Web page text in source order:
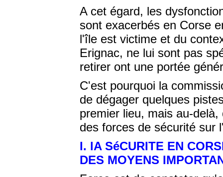
A cet égard, les
sont exacerbés en Corse
l'île est victime et du
Erignac, ne lui sont pas
retirer ont une portée
C'est pourquoi la
de dégager quelques
premier lieu, mais au-
des forces de sécurité sur
I. lA SéCURITE EN
DES MOYENS